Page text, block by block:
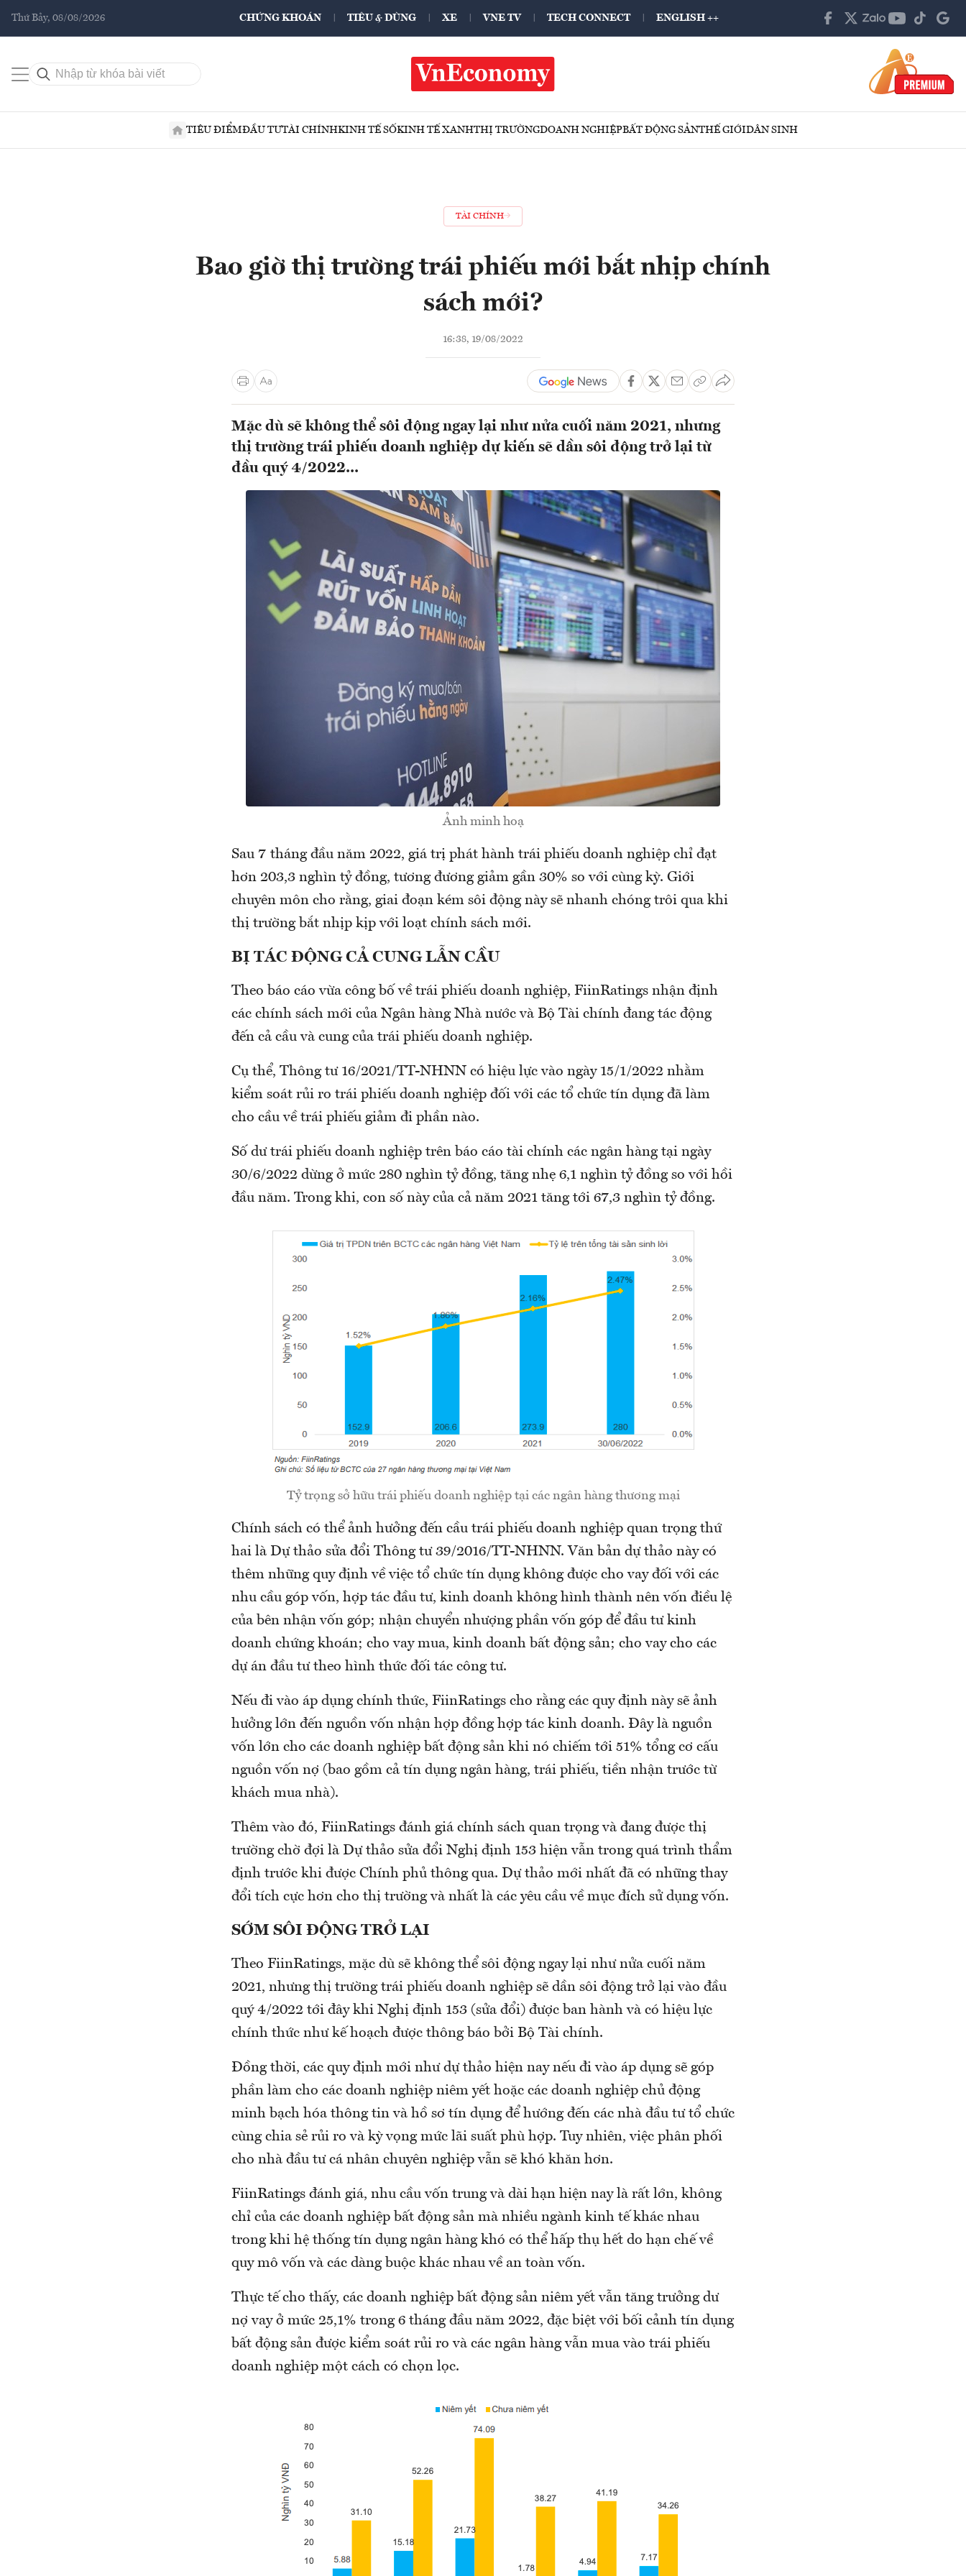
Thứ Bảy, 08/08/2026 CHỨNG KHOÁN TIÊU & DÙNG XE VNE TV TECH CONNECT ENGLISH ++
TIÊU ĐIỂMĐẦU TƯTÀI CHÍNHKINH TẾ SỐKINH TẾ XANHTHỊ TRƯỜNGDOANH NGHIỆPBẤT ĐỘNG SẢNTHẾ GIỚIDÂN SINH
TÀI CHÍNH
Bao giờ thị trường trái phiếu mới bắt nhịp chính
sách mới?
16:38, 19/08/2022
Mặc dù sẽ không thể sôi động ngay lại như nửa cuối năm 2021, nhưng
thị trường trái phiếu doanh nghiệp dự kiến sẽ dần sôi động trở lại từ
đầu quý 4/2022...
Ảnh minh hoạ
Sau 7 tháng đầu năm 2022, giá trị phát hành trái phiếu doanh nghiệp chỉ đạt
hơn 203,3 nghìn tỷ đồng, tương đương giảm gần 30% so với cùng kỳ. Giới
chuyên môn cho rằng, giai đoạn kém sôi động này sẽ nhanh chóng trôi qua khi
thị trường bắt nhịp kịp với loạt chính sách mới.
BỊ TÁC ĐỘNG CẢ CUNG LẪN CẦU
Theo báo cáo vừa công bố về trái phiếu doanh nghiệp, FiinRatings nhận định
các chính sách mới của Ngân hàng Nhà nước và Bộ Tài chính đang tác động
đến cả cầu và cung của trái phiếu doanh nghiệp.
Cụ thể, Thông tư 16/2021/TT-NHNN có hiệu lực vào ngày 15/1/2022 nhằm
kiểm soát rủi ro trái phiếu doanh nghiệp đối với các tổ chức tín dụng đã làm
cho cầu về trái phiếu giảm đi phần nào.
Số dư trái phiếu doanh nghiệp trên báo cáo tài chính các ngân hàng tại ngày
30/6/2022 dừng ở mức 280 nghìn tỷ đồng, tăng nhẹ 6,1 nghìn tỷ đồng so với hồi
đầu năm. Trong khi, con số này của cả năm 2021 tăng tới 67,3 nghìn tỷ đồng.
Tỷ trọng sở hữu trái phiếu doanh nghiệp tại các ngân hàng thương mại
Chính sách có thể ảnh hưởng đến cầu trái phiếu doanh nghiệp quan trọng thứ
hai là Dự thảo sửa đổi Thông tư 39/2016/TT-NHNN. Văn bản dự thảo này có
thêm những quy định về việc tổ chức tín dụng không được cho vay đối với các
nhu cầu góp vốn, hợp tác đầu tư, kinh doanh không hình thành nên vốn điều lệ
của bên nhận vốn góp; nhận chuyển nhượng phần vốn góp để đầu tư kinh
doanh chứng khoán; cho vay mua, kinh doanh bất động sản; cho vay cho các
dự án đầu tư theo hình thức đối tác công tư.
Nếu đi vào áp dụng chính thức, FiinRatings cho rằng các quy định này sẽ ảnh
hưởng lớn đến nguồn vốn nhận hợp đồng hợp tác kinh doanh. Đây là nguồn
vốn lớn cho các doanh nghiệp bất động sản khi nó chiếm tới 51% tổng cơ cấu
nguồn vốn nợ (bao gồm cả tín dụng ngân hàng, trái phiếu, tiền nhận trước từ
khách mua nhà).
Thêm vào đó, FiinRatings đánh giá chính sách quan trọng và đang được thị
trường chờ đợi là Dự thảo sửa đổi Nghị định 153 hiện vẫn trong quá trình thẩm
định trước khi được Chính phủ thông qua. Dự thảo mới nhất đã có những thay
đổi tích cực hơn cho thị trường và nhất là các yêu cầu về mục đích sử dụng vốn.
SỚM SÔI ĐỘNG TRỞ LẠI
Theo FiinRatings, mặc dù sẽ không thể sôi động ngay lại như nửa cuối năm
2021, nhưng thị trường trái phiếu doanh nghiệp sẽ dần sôi động trở lại vào đầu
quý 4/2022 tới đây khi Nghị định 153 (sửa đổi) được ban hành và có hiệu lực
chính thức như kế hoạch được thông báo bởi Bộ Tài chính.
Đồng thời, các quy định mới như dự thảo hiện nay nếu đi vào áp dụng sẽ góp
phần làm cho các doanh nghiệp niêm yết hoặc các doanh nghiệp chủ động
minh bạch hóa thông tin và hồ sơ tín dụng để hướng đến các nhà đầu tư tổ chức
cùng chia sẻ rủi ro và kỳ vọng mức lãi suất phù hợp. Tuy nhiên, việc phân phối
cho nhà đầu tư cá nhân chuyên nghiệp vẫn sẽ khó khăn hơn.
FiinRatings đánh giá, nhu cầu vốn trung và dài hạn hiện nay là rất lớn, không
chỉ của các doanh nghiệp bất động sản mà nhiều ngành kinh tế khác nhau
trong khi hệ thống tín dụng ngân hàng khó có thể hấp thụ hết do hạn chế về
quy mô vốn và các dàng buộc khác nhau về an toàn vốn.
Thực tế cho thấy, các doanh nghiệp bất động sản niêm yết vẫn tăng trưởng dư
nợ vay ở mức 25,1% trong 6 tháng đầu năm 2022, đặc biệt với bối cảnh tín dụng
bất động sản được kiểm soát rủi ro và các ngân hàng vẫn mua vào trái phiếu
doanh nghiệp một cách có chọn lọc.